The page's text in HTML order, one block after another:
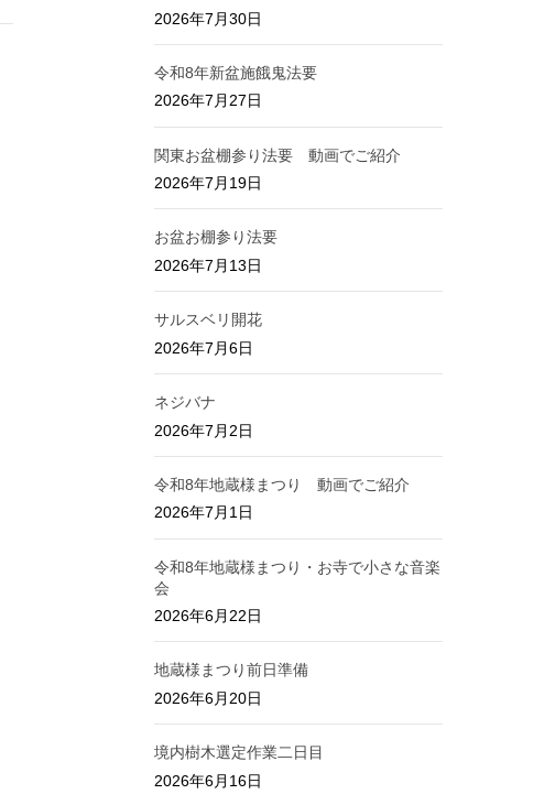
2026年7月30日
令和8年新盆施餓鬼法要
2026年7月27日
関東お盆棚参り法要 動画でご紹介
2026年7月19日
お盆お棚参り法要
2026年7月13日
サルスベリ開花
2026年7月6日
ネジバナ
2026年7月2日
令和8年地蔵様まつり 動画でご紹介
2026年7月1日
令和8年地蔵様まつり・お寺で小さな音楽
会
2026年6月22日
地蔵様まつり前日準備
2026年6月20日
境内樹木選定作業二日目
2026年6月16日